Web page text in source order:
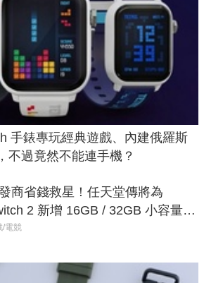
手錶專玩經典遊戲、內建俄羅斯
不過竟然不能連手機？
商省錢救星！任天堂傳將為
2 新增 16GB / 32GB 小容量遊
的選擇
/電競